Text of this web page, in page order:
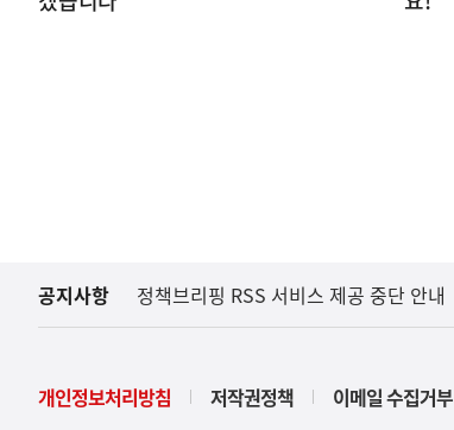
공지사항 정책브리핑 RSS 서비스 제공 중단 안내
개인정보처리방침 저작권정책 이메일 수집거부